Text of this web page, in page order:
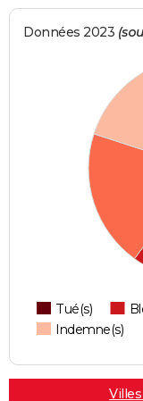
Données 2023
Tué(s)
Indemne(s)